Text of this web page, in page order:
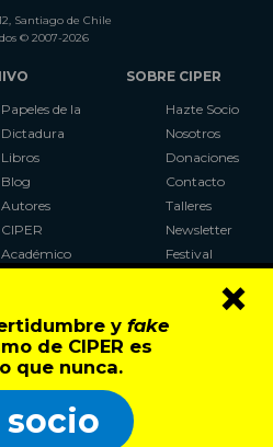
y fake
de CIPER es
que nunca.
socio
×
Santiago de Chile
© 2007-2026
Papeles de la
Dictadura
Libros
Blog
Autores
CIPER
Académico
Al Plebiscito
con CIPER
SOBRE CIPER
Hazte Socio
Nosotros
Donaciones
Contacto
Talleres
Newsletter
Festival